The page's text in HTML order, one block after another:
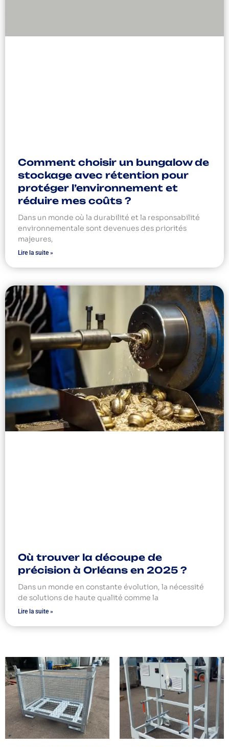
Comment choisir un bungalow de
stockage avec rétention pour
protéger l’environnement et
réduire mes coûts ?
Dans un monde où la durabilité et la responsabilité
environnementale sont devenues des priorités
majeures,
Lire la suite »
Où trouver la découpe de
précision à Orléans en 2025 ?
Dans un monde en constante évolution, la nécessité
de solutions de haute qualité comme la
Lire la suite »